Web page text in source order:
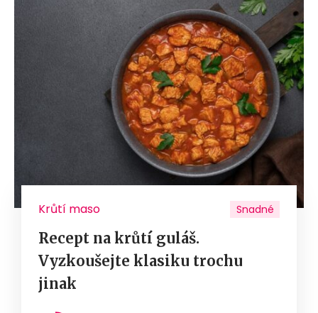
Krůtí maso Snadné
Recept na krůtí guláš.
Vyzkoušejte klasiku trochu
jinak